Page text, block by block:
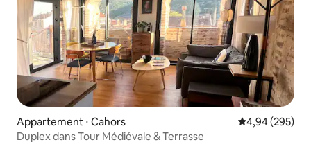
Appartement ⋅ Cahors Évaluation
4,94 (295)
Duplex dans Tour Médiévale & Terrasse